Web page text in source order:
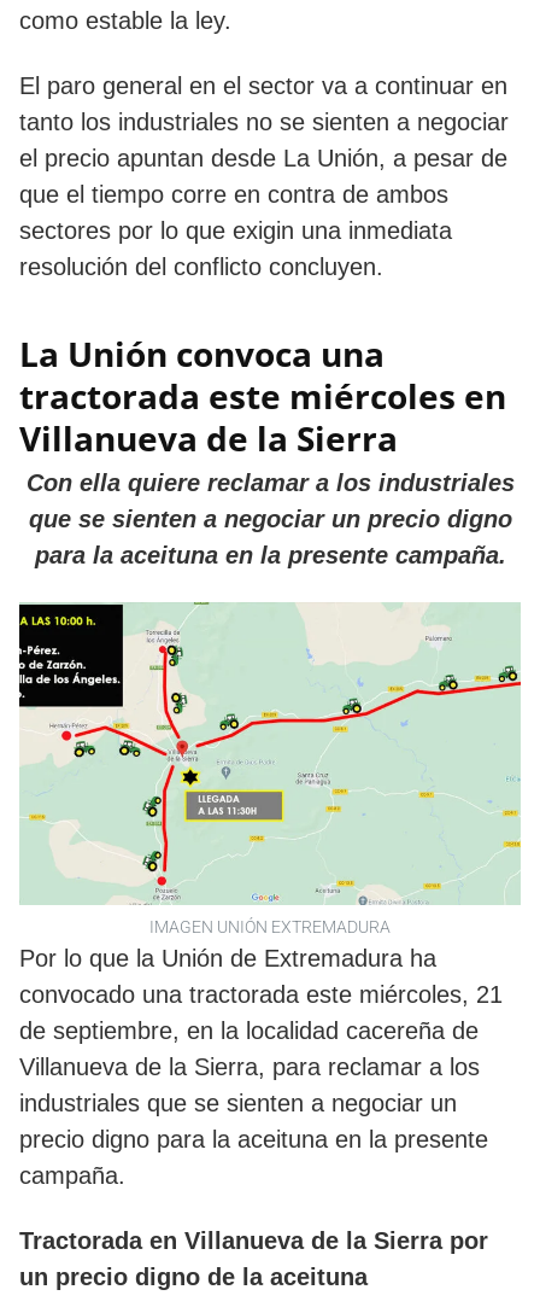
como estable la ley.
El paro general en el sector va a continuar en
tanto los industriales no se sienten a negociar
el precio apuntan desde La Unión, a pesar de
que el tiempo corre en contra de ambos
sectores por lo que exigin una inmediata
resolución del conflicto concluyen.
La Unión convoca una
tractorada este miércoles en
Villanueva de la Sierra
Con ella quiere reclamar a los industriales
que se sienten a negociar un precio digno
para la aceituna en la presente campaña.
IMAGEN UNIÓN EXTREMADURA
Por lo que la Unión de Extremadura ha
convocado una tractorada este miércoles, 21
de septiembre, en la localidad cacereña de
Villanueva de la Sierra, para reclamar a los
industriales que se sienten a negociar un
precio digno para la aceituna en la presente
campaña.
Tractorada en Villanueva de la Sierra por
un precio digno de la aceituna